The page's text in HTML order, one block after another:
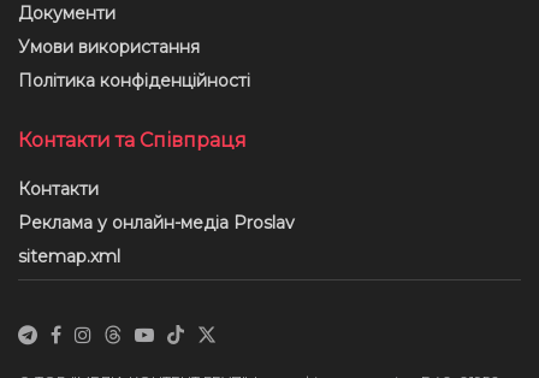
Документи
Умови використання
Політика конфіденційності
Контакти та Співпраця
Контакти
Реклама у онлайн-медіа Proslav
sitemap.xml